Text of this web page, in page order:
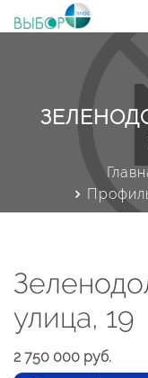
улица, 19
2 750 000 руб.